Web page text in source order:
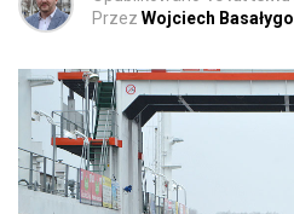
Przez Wojciech Basałygo